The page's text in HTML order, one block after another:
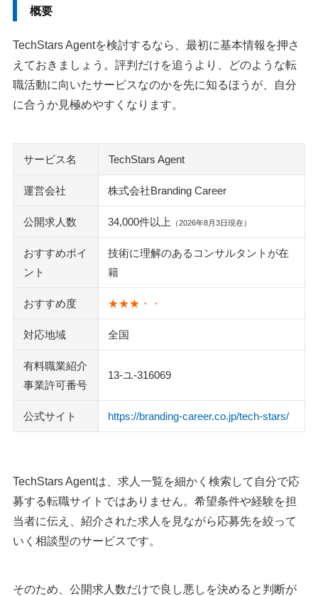
TechStars Agentのよくある質問
運営会社のBranding Careerは信頼できる？
TechStars Agentは本当に無料？
る？
TechStars Agentと合わせて検討したい転職サービス
転職サイトGreen
レバテックキャリア
キッカケエージェント
社内SE転職ナビ
ウィルオブテック
paiza（パイザ）
マイナビクリエイター
マイナビITエージェント
概要
TechStars Agentを検討するなら、最初に基本情報を押さ
えておきましょう。評判だけを追うより、どのような転
職活動に向いたサービスなのかを先に知るほうが、自分
に合うか見極めやすくなります。
サービス名 TechStars Agent
運営会社 株式会社Branding Career
公開求人数 34,000件以上 （2026年8月3日現在）
おすすめポイ
ント
技術に理解のあるコンサルタントが在
籍
おすすめ度 ★★★・・
対応地域 全国
有料職業紹介
事業許可番号
13-ユ-316069
公式サイト https://branding-career.co.jp/tech-stars/
TechStars Agentは、求人一覧を細かく検索して自分で応
募する転職サイトではありません。希望条件や経験を担
当者に伝え、紹介された求人を見ながら応募先を絞って
いく相談型のサービスです。
そのため、公開求人数だけで良し悪しを決めると判断が